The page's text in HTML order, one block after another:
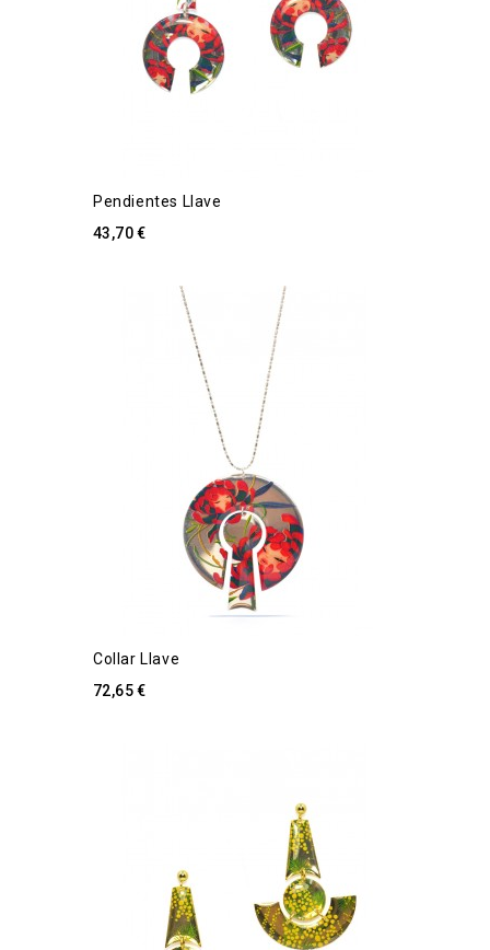
Pendientes Llave
43,70 €
Collar Llave
72,65 €